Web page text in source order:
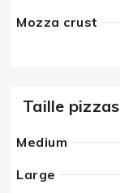
Mozza crust
Taille pizzas
Medium
Large